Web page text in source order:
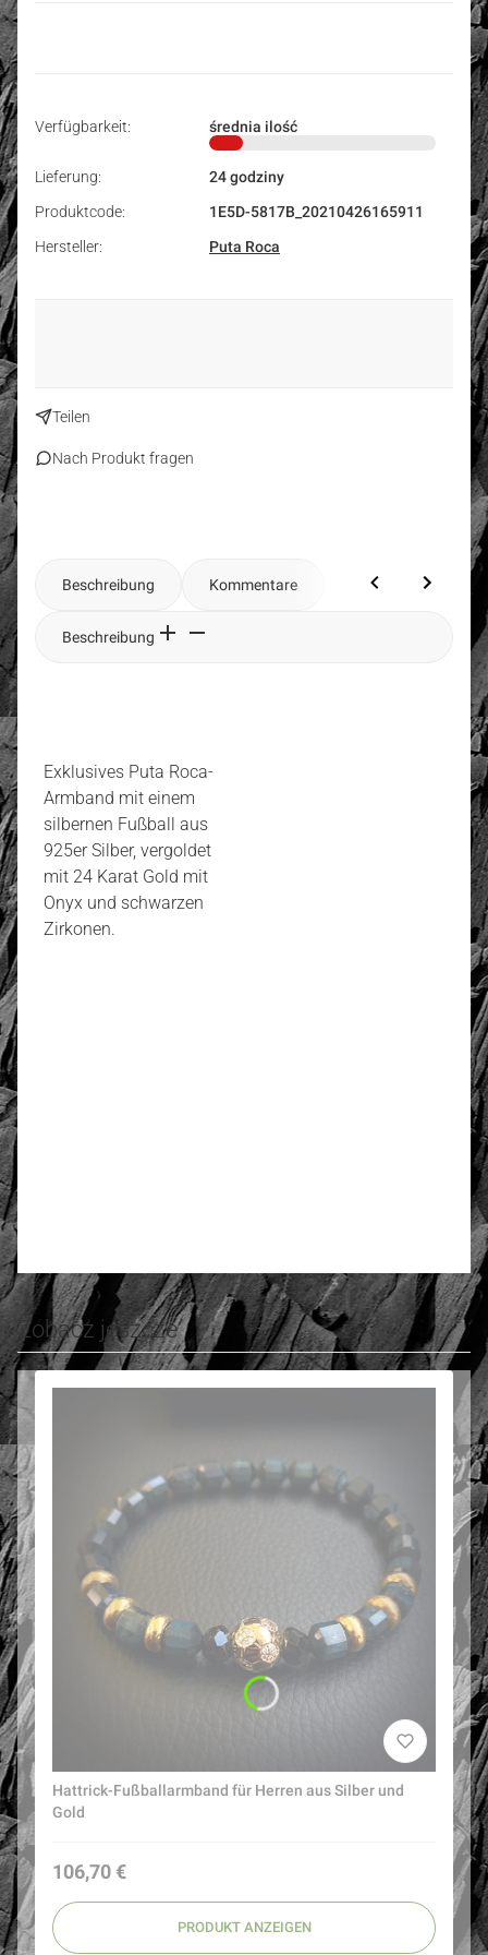
Verfügbarkeit: średnia ilość
Lieferung:
24 godziny
Produktcode:
1E5D-5817B_20210426165911
Hersteller:
Puta Roca
Teilen
Nach Produkt fragen
Beschreibung Kommentare
Beschreibung
Exklusives Puta Roca-
Armband mit einem
silbernen Fußball aus
925er Silber, vergoldet
mit 24 Karat Gold mit
Onyx und schwarzen
Zirkonen.
Zobacz jeszcze
Hattrick-Fußballarmband für Herren aus Silber und
Gold
Preis
106,70 €
PRODUKT ANZEIGEN